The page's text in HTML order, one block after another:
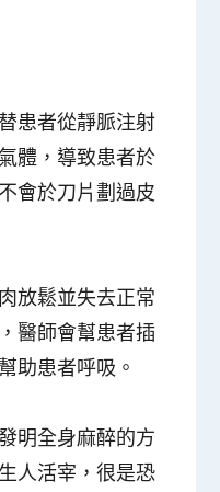
患者從靜脈注射
體，導致患者於
會於刀片劃過皮
放鬆並失去正常
，醫師會幫患者插
助患者呼吸。
明全身麻醉的方
人活宰，很是恐